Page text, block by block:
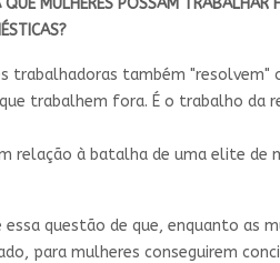
trabalhadoras também "resolvem"
trabalhem fora. É o trabalho da
relação à batalha de uma elite de
questão de que, enquanto as
para mulheres conseguirem